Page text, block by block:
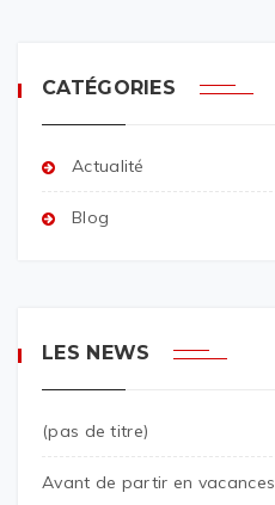
CATÉGORIES
Actualité
Blog
LES NEWS
(pas de titre)
Avant de partir en vacances